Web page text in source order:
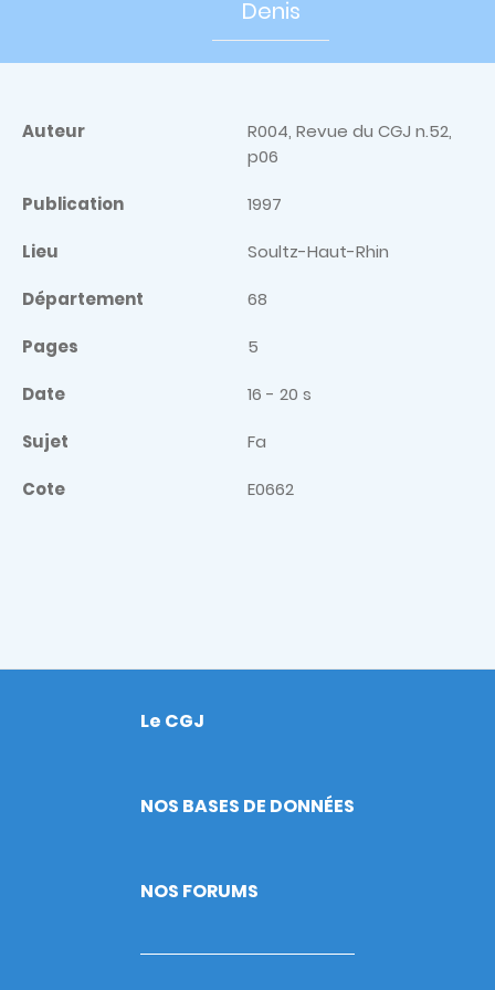
Denis
Auteur
R004, Revue du CGJ n.52,
p06
Publication 1997
Lieu Soultz-Haut-Rhin
Département 68
Pages 5
Date 16 - 20 s
Sujet Fa
Cote E0662
Footer
Le CGJ
NOS BASES DE DONNÉES
NOS FORUMS